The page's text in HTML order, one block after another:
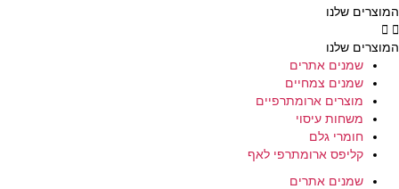
המוצרים שלנו
המוצרים שלנו
שמנים אתרים
שמנים צמחיים
מוצרים ארומתרפיים
משחות עיסוי
חומרי גלם
קליפס ארומתרפי לאף
שמנים אתרים